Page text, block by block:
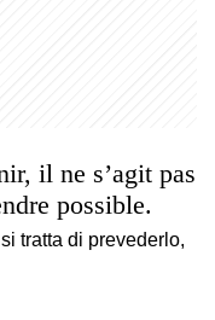
il ne s’agit pas
possible.
tratta di prevederlo,